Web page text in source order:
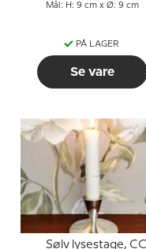
Mål: H: 9 cm x Ø: 9 cm
PÅ LAGER
Se vare
Sølv lysestage, CC